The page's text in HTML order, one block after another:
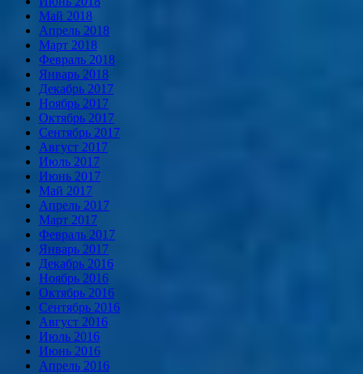
Май 2018
Апрель 2018
Март 2018
Февраль 2018
Январь 2018
Декабрь 2017
Ноябрь 2017
Октябрь 2017
Сентябрь 2017
Август 2017
Июль 2017
Июнь 2017
Май 2017
Апрель 2017
Март 2017
Февраль 2017
Январь 2017
Декабрь 2016
Ноябрь 2016
Октябрь 2016
Сентябрь 2016
Август 2016
Июль 2016
Июнь 2016
Апрель 2016